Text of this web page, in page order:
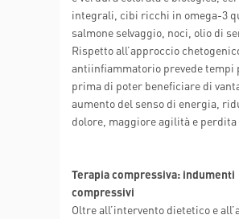
integrali, cibi ricchi in omega-3
salmone selvaggio, noci, olio di
Rispetto all’approccio
antiinfiammatorio prevede tempi
prima di poter beneficiare di
aumento del senso di energia,
dolore, maggiore agilità e perdita
Terapia compressiva: indumenti
compressivi
Oltre all’intervento dietetico e